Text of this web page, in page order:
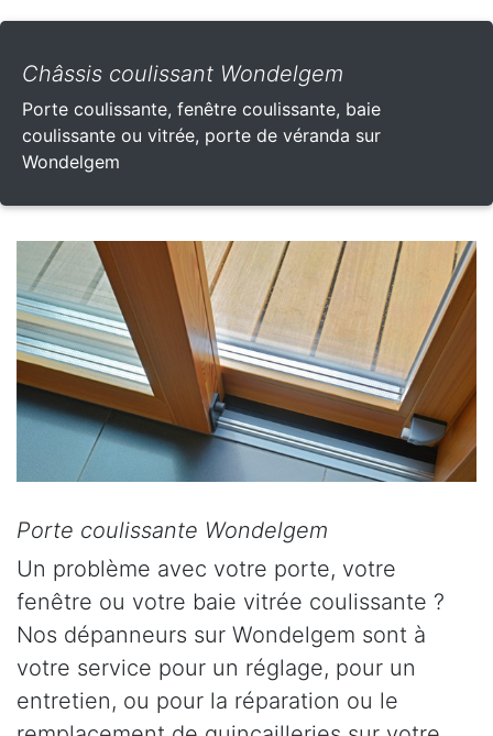
Châssis coulissant Wondelgem
Porte coulissante, fenêtre coulissante, baie
coulissante ou vitrée, porte de véranda sur
Wondelgem
Porte coulissante Wondelgem
Un problème avec votre porte, votre
fenêtre ou votre baie vitrée coulissante ?
Nos dépanneurs sur Wondelgem sont à
votre service pour un réglage, pour un
entretien, ou pour la réparation ou le